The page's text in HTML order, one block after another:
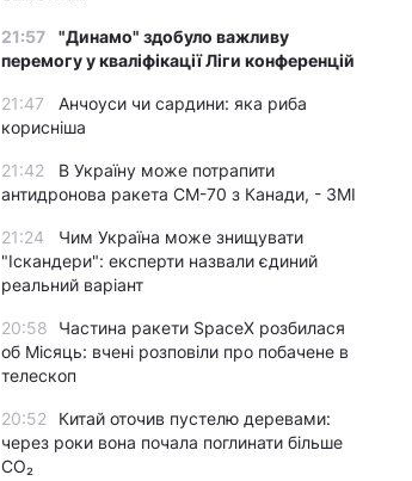
21:57
"Динамо" здобуло важливу
перемогу у кваліфікації Ліги конференцій
21:47
Анчоуси чи сардини: яка риба
корисніша
21:42
В Україну може потрапити
антидронова ракета CM-70 з Канади, - ЗМІ
21:24
Чим Україна може знищувати
"Іскандери": експерти назвали єдиний
реальний варіант
20:58
Частина ракети SpaceX розбилася
об Місяць: вчені розповіли про побачене в
телескоп
20:52
Китай оточив пустелю деревами:
через роки вона почала поглинати більше
CO₂